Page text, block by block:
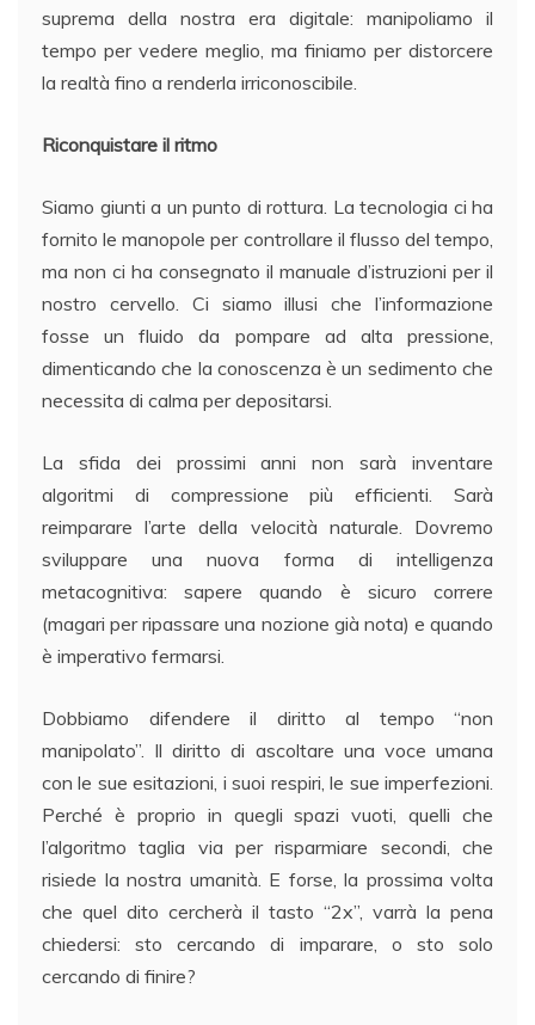
suprema della nostra era digitale: manipoliamo il
tempo per vedere meglio, ma finiamo per distorcere
la realtà fino a renderla irriconoscibile.
Riconquistare il ritmo
Siamo giunti a un punto di rottura. La tecnologia ci ha
fornito le manopole per controllare il flusso del tempo,
ma non ci ha consegnato il manuale d’istruzioni per il
nostro cervello. Ci siamo illusi che l’informazione
fosse un fluido da pompare ad alta pressione,
dimenticando che la conoscenza è un sedimento che
necessita di calma per depositarsi.
La sfida dei prossimi anni non sarà inventare
algoritmi di compressione più efficienti. Sarà
reimparare l’arte della velocità naturale. Dovremo
sviluppare una nuova forma di intelligenza
metacognitiva: sapere quando è sicuro correre
(magari per ripassare una nozione già nota) e quando
è imperativo fermarsi.
Dobbiamo difendere il diritto al tempo “non
manipolato”. Il diritto di ascoltare una voce umana
con le sue esitazioni, i suoi respiri, le sue imperfezioni.
Perché è proprio in quegli spazi vuoti, quelli che
l’algoritmo taglia via per risparmiare secondi, che
risiede la nostra umanità. E forse, la prossima volta
che quel dito cercherà il tasto “2x”, varrà la pena
chiedersi: sto cercando di imparare, o sto solo
cercando di finire?